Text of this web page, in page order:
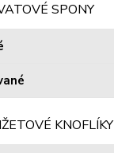
SPONY
KNOFLÍKY